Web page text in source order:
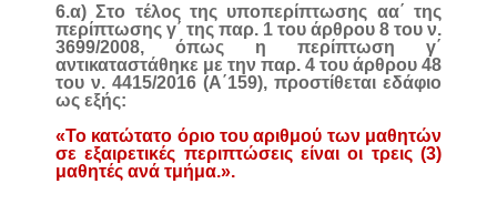
6.α) Στο τέλος της υποπερίπτωσης αα΄ της
περίπτωσης γ΄ της παρ. 1 του άρθρου 8 του ν.
3699/2008, όπως η περίπτωση γ΄
αντικαταστάθηκε με την παρ. 4 του άρθρου 48
του ν. 4415/2016 (Α΄159), προστίθεται εδάφιο
ως εξής:
«Το κατώτατο όριο του αριθμού των μαθητών
σε εξαιρετικές περιπτώσεις είναι οι τρεις (3)
μαθητές ανά τμήμα.».